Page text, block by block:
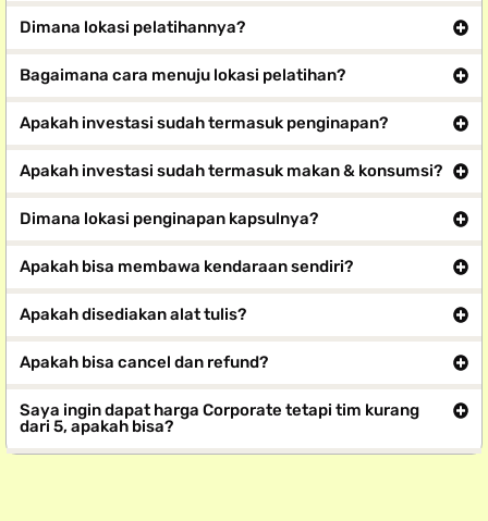
Dimana lokasi pelatihannya?
Bagaimana cara menuju lokasi pelatihan?
Apakah investasi sudah termasuk penginapan?
Apakah investasi sudah termasuk makan & konsumsi?
Dimana lokasi penginapan kapsulnya?
Apakah bisa membawa kendaraan sendiri?
Apakah disediakan alat tulis?
Apakah bisa cancel dan refund?
Saya ingin dapat harga Corporate tetapi tim kurang
dari 5, apakah bisa?